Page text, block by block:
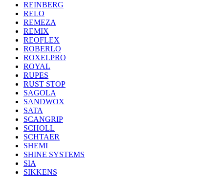
REINBERG
RELO
REMEZA
REMIX
REOFLEX
ROBERLO
ROXELPRO
ROYAL
RUPES
RUST STOP
SAGOLA
SANDWOX
SATA
SCANGRIP
SCHOLL
SCHTAER
SHEMI
SHINE SYSTEMS
SIA
SIKKENS